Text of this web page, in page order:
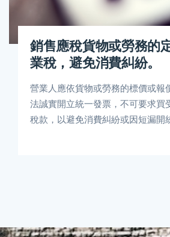
銷售應稅貨物或勞務的
業稅，避免消費糾紛。
營業人應依貨物或勞務的標價或報
法誠實開立統一發票，不可要求買
稅款，以避免消費糾紛或因短漏開